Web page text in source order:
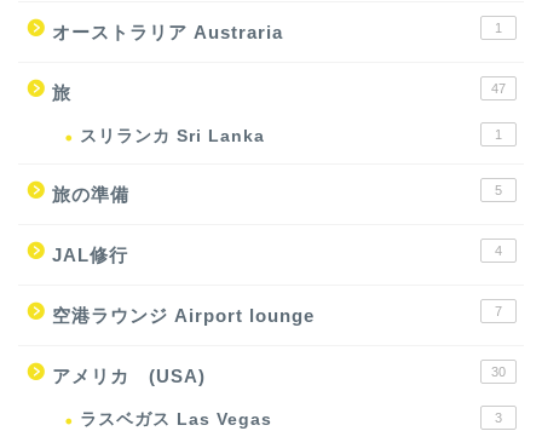
オーストラリア Austraria 1
旅 47
スリランカ Sri Lanka 1
旅の準備 5
JAL修行 4
空港ラウンジ Airport lounge 7
アメリカ (USA) 30
ラスベガス Las Vegas 3